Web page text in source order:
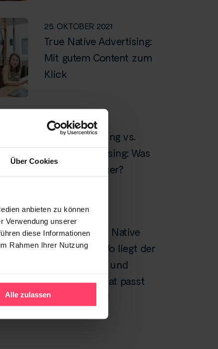
Über Cookies
anbieten zu können
Verwendung unserer
diese Informationen
Rahmen Ihrer Nutzung
Alle zulassen
25. OKTOBER 2021
True Native Advertising:
Mit gutem Content zum
Klick
13. MÄRZ 2026
Display Werbung vs.
Native Advertising: Was
performt besser?
Advertorial vs. Native
Advertising: Wo liegt der
Unterschied – und
welches Format passt
zu Ihrem Ziel?